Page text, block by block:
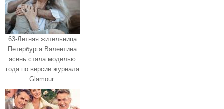
63-Летняя жительница
Петербурга Валентина
ясень стала моделью
года по версии журнала
Glamour.